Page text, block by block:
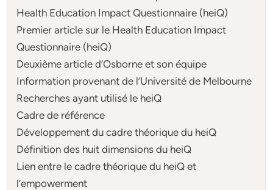
Health Education Impact Questionnaire (heiQ)
Premier article sur le Health Education Impact
Questionnaire (heiQ)
Deuxième article d’Osborne et son équipe
Information provenant de l’Université de Melbourne
Recherches ayant utilisé le heiQ
Cadre de référence
Développement du cadre théorique du heiQ
Définition des huit dimensions du heiQ
Lien entre le cadre théorique du heiQ et
l’empowerment